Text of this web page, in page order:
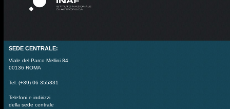
SEDE CENTRALE:
Viale del Parco Mellini 84
00136 ROMA
Tel. (+39) 06 355331
Telefoni e indirizzi
della sede centrale